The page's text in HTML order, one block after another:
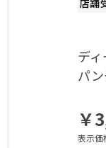
デ
パ
￥
表示価